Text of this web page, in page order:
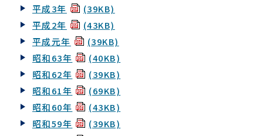
平成3年
(39KB)
平成2年
(43KB)
平成元年
(39KB)
昭和63年
(40KB)
昭和62年
(39KB)
昭和61年
(69KB)
昭和60年
(43KB)
昭和59年
(39KB)